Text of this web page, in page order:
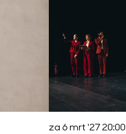
za 6 mrt '2720:00